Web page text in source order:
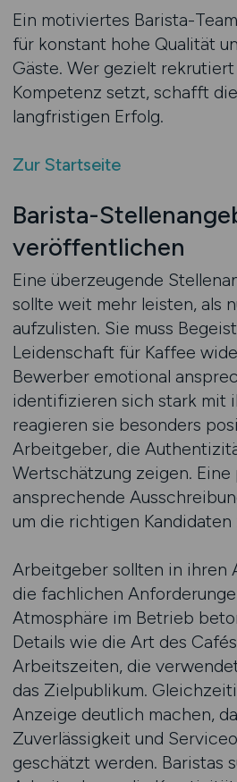
Ein motiviertes Barista-
für konstant hohe Qualität
Gäste. Wer gezielt
Kompetenz setzt, schafft
langfristigen Erfolg.
Zur Startseite
Barista-
veröffentlichen
Eine überzeugende
sollte weit mehr leisten, als
aufzulisten. Sie muss
Leidenschaft für Kaffee
Bewerber emotional
identifizieren sich stark mit
reagieren sie besonders
Arbeitgeber, die
Wertschätzung zeigen. Eine
ansprechende
um die richtigen Kandidaten
Arbeitgeber sollten in ihren
die fachlichen
Atmosphäre im Betrieb
Details wie die Art des
Arbeitszeiten, die
das Zielpublikum.
Anzeige deutlich machen,
Zuverlässigkeit und
geschätzt werden. Baristas